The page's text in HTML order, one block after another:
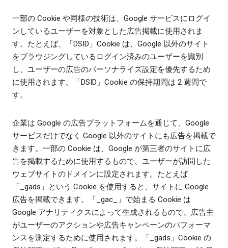
一部の Cookie や同様の技術は、Google サービスにログイ
ンしているユーザーを対象とした広告掲載に使用されま
す。たとえば、「DSID」Cookie は、Google 以外のサイト
をブラウジングしているログイン済みのユーザーを識別
し、ユーザーの広告のパーソナライズ設定を優先するため
に使用されます。「DSID」Cookie の保持期間は 2 週間で
す。
企業は Google の広告プラットフォームを通じて、Google
サービスだけでなく Google 以外のサイトにも広告を掲載で
きます。一部の Cookie は、Google が第三者のサイトに広
告を掲載するために使用するもので、ユーザーが訪問した
ウェブサイトのドメインに設定されます。たとえば
「_gads」という Cookie を使用すると、サイトに Google
広告を掲載できます。「_gac_」で始まる Cookie は
Google アナリティクスによって生成されるもので、広告主
がユーザーのアクションや広告キャンペーンのパフォーマ
ンスを測定するために使用されます。「_gads」Cookie の